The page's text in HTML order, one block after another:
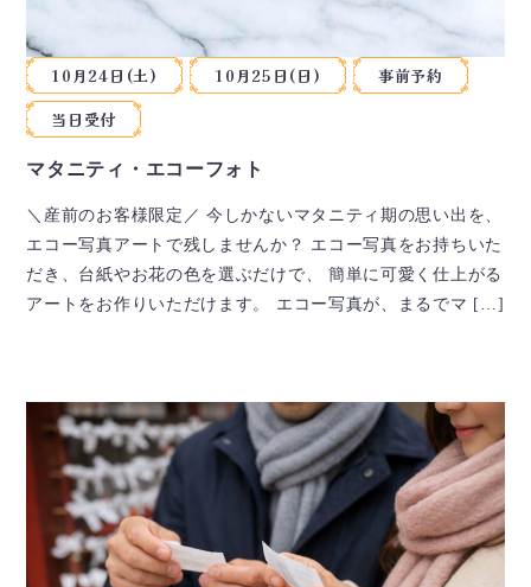
10月24日(土) 10月25日(日)
事前予約
当日受付
マタニティ・エコーフォト
＼産前のお客様限定／ 今しかないマタニティ期の思い出を、
エコー写真アートで残しませんか？ エコー写真をお持ちいた
だき、台紙やお花の色を選ぶだけで、 簡単に可愛く仕上がる
アートをお作りいただけます。 エコー写真が、まるでマ […]